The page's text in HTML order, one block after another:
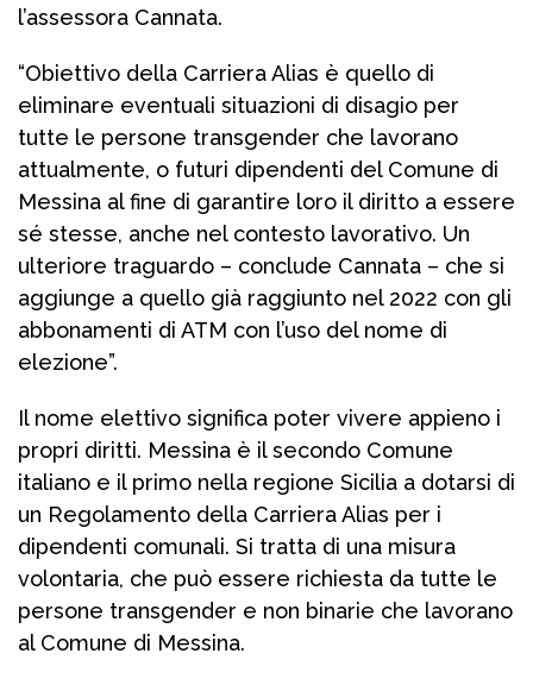
l’assessora Cannata.
“Obiettivo della Carriera Alias è quello di
eliminare eventuali situazioni di disagio per
tutte le persone transgender che lavorano
attualmente, o futuri dipendenti del Comune di
Messina al fine di garantire loro il diritto a essere
sé stesse, anche nel contesto lavorativo. Un
ulteriore traguardo – conclude Cannata – che si
aggiunge a quello già raggiunto nel 2022 con gli
abbonamenti di ATM con l’uso del nome di
elezione”.
Il nome elettivo significa poter vivere appieno i
propri diritti. Messina è il secondo Comune
italiano e il primo nella regione Sicilia a dotarsi di
un Regolamento della Carriera Alias per i
dipendenti comunali. Si tratta di una misura
volontaria, che può essere richiesta da tutte le
persone transgender e non binarie che lavorano
al Comune di Messina.